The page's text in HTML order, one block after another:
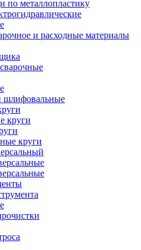
по металлопластику
и расходные материалы
шлифовальные
круги
круги